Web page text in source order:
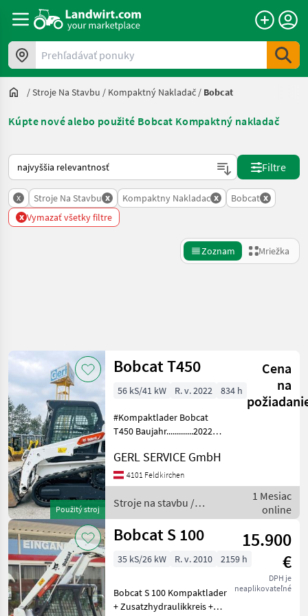
Prehľadávať ponuky
/Stroje Na Stavbu / Kompaktný Nakladač / Bobcat
Kúpte nové alebo použité Bobcat Kompaktný nakladač
Takto sa vykonáva triedenie na Landwirt.com
Filtre
x Stroje Na Stavbu x Kompaktny Nakladac x Bobcat x
x Vymazať všetky filtre
Zoznam Mriežka
Kategória 4 Krajina Filtre
AKTUÁLNA
CESTA
stavebná
technika
Stroje
Na
Stavbu
Kompaktny
Nakladac
Bobcat
VYBRAŤ
KATEGÓRIU
Bobcat
Resetovať
25
výsledkov
Použitý stroj
Bobcat T450
Cena
na
56 kS/41 kW R. v. 2022 834 h
#Kompaktlader Bobcat
T450 Baujahr.............2022
Stundenzähler.......834
Motor...............41 kW; 4 Zyl.
Bobcat Gewicht.......
GERL SERVICE GmbH
4101 Feldkirchen
Stroje na stavbu /
Bobcat
1 Mesiac
online
Bobcat S 100
15.900
€
DPH je
neaplikovateľné
35 kS/26 kW R. v. 2010 2159 h
Bobcat S 100 Kompaktlader
+ Zusatzhydraulikkreis +